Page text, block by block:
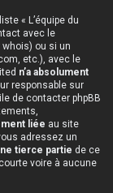
« L’équipe du
avec le
whois) ou si un
etc.), avec le
n’a absolument
responsable sur
de contacter phpBB
liée au site
adressez un
tierce partie de ce
voire à aucune